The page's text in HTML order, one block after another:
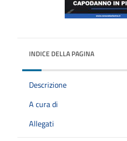
INDICE DELLA PAGINA
Descrizione
A cura di
Allegati